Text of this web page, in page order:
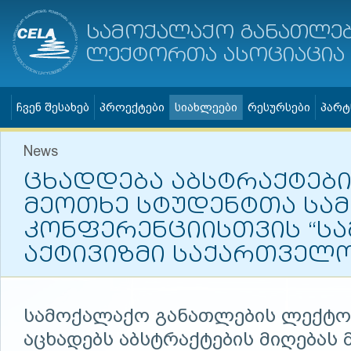
სამოქალაქო
ლექტორთა ასოციაცია
ჩვენ შესახებ პროექტები სიახლეები რესურსები
News
ცხადდება
მეოთხე სტუდენტთა
კონფერენციისთვის
აქტივიზმი
სამოქალაქო განათლების
აცხადებს აბსტრაქტების